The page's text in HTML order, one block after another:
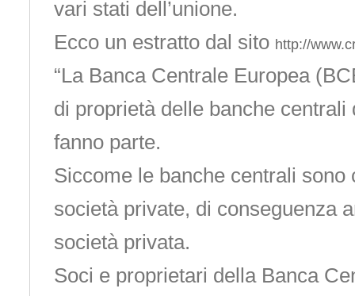
vari stati dell’unione.
Ecco un estratto dal sito http://
“La Banca Centrale Europea
di proprietà delle banche centrali
fanno parte.
Siccome le banche centrali sono
società private, di conseguenza
società privata.
Soci e proprietari della Banca